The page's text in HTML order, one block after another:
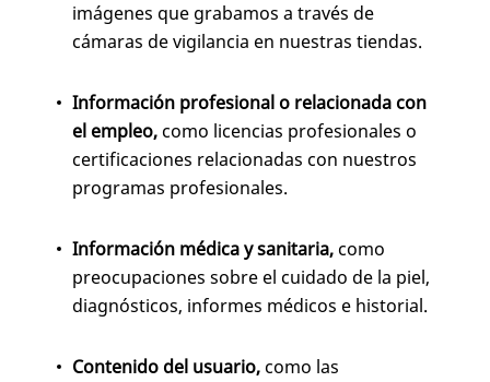
imágenes que grabamos a través de
cámaras de vigilancia en nuestras tiendas.
Información profesional o relacionada con
el empleo,como licencias profesionales o
certificaciones relacionadas con nuestros
programas profesionales.
Información médica y sanitaria,como
preocupaciones sobre el cuidado de la piel,
diagnósticos, informes médicos e historial.
Contenido del usuario,como las